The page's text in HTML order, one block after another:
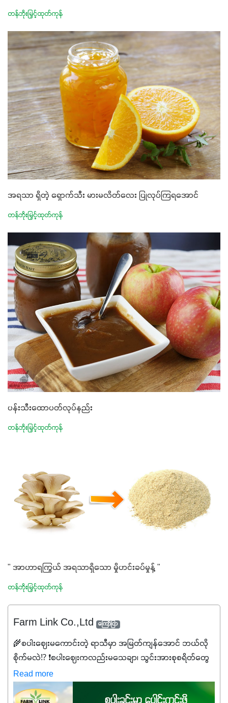
တန်ဘိုးမြှင့်ထုတ်ကုန်
အရသာ ရှိတဲ့ ရှောက်သီး မားမလိတ်လေး ပြုလုပ်ကြရအောင်
တန်ဘိုးမြှင့်ထုတ်ကုန်
ပန်းသီးထောပတ်လုပ်နည်း
တန်ဘိုးမြှင့်ထုတ်ကုန်
" အာဟာရကြွယ် အရသာရှိသော မှိုဟင်းခပ်မှုန့် "
တန်ဘိုးမြှင့်ထုတ်ကုန်
Farm Link Co.,Ltd ကြော်ငြာ
🌾စပါးဈေးမကောင်းတဲ့ ရာသီမှာ အမြတ်ကျန်အောင် ဘယ်လို
စိုက်မလဲ⁉️ ❗စပါးဈေးကလည်းမသေချာ၊ သွင်းအားစုစရိတ်တွေ
ကလည်း တက်နေတဲ့ဒီလိုအချိန်မှာ သွင်းအားစုဖိုးကို လျှော့ချပြီး
အထွက်နှုန်းကို ထိန်းထားနိုင်မှ ဦးကြီးတို့ အဆင်ပြေမှာနော် ✔️ဒါ
Read more